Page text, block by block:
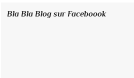
Bla Bla Blog sur Faceboook